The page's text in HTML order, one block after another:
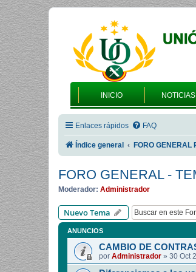
INICIO NOTICIAS
Enlaces rápidos FAQ
Índice general FORO GENERAL
FORO GENERAL -
Moderador: Administrador
Nuevo Tema
ANUNCIOS
CAMBIO DE
por Administrador » 30 Oct